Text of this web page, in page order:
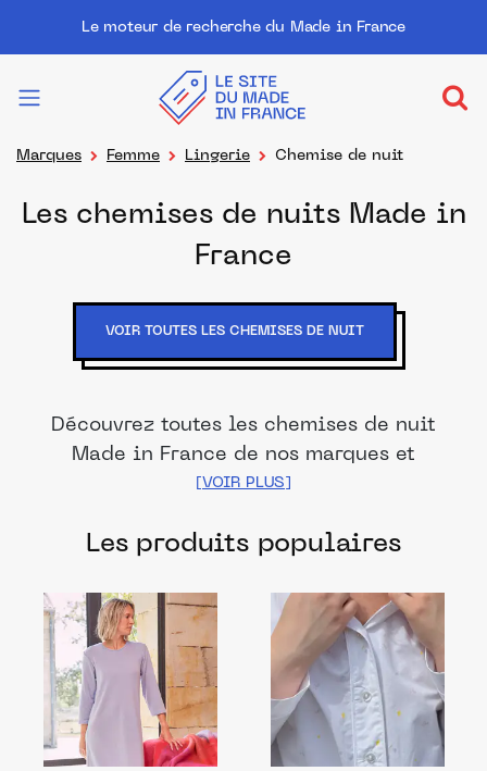
Le moteur de recherche du Made in France
Marques Femme Lingerie Chemise de nuit
Les chemises de nuits Made in
France
VOIR TOUTES LES CHEMISES DE NUIT
Découvrez toutes les chemises de nuit
Made in France de nos marques et
distributeurs partenaires. Des produits
manufactures français pour chacune de
Les produits populaires